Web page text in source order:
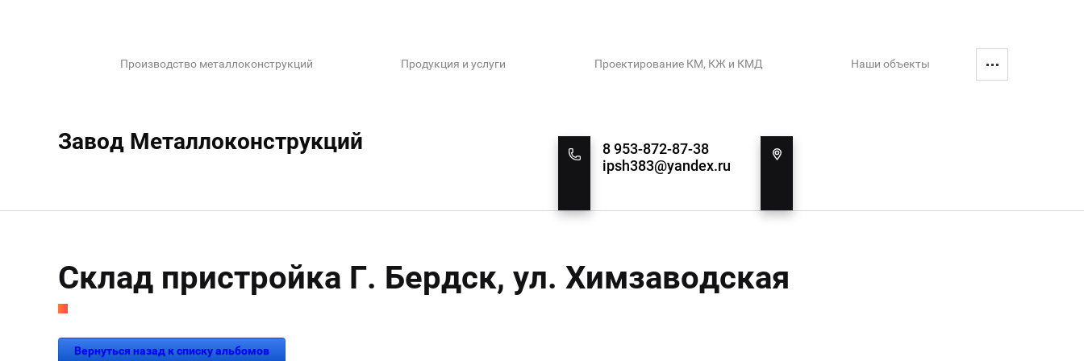
Производство металлоконструкций Продукция и услуги Проектирование КМ, КЖ и КМД Наши объекты
Завод Металлоконструкций
8 953-872-87-38
ipsh383@yandex.ru
Склад пристройка Г. Бердск, ул. Химзаводская
Вернуться назад к списку альбомов